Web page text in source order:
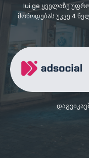
lui.ge ყველაზე
მოწოდებას უკვე 4